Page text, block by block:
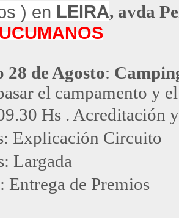
) en LEIRA, avda
28 de Agosto:
el campamento y
Hs . Acreditación
Explicación Circuito
Largada
Entrega de Premios